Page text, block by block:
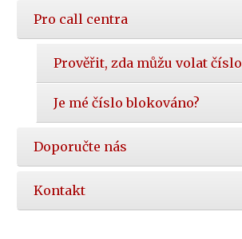
Pro call centra
Prověřit, zda můžu volat číslo
Je mé číslo blokováno?
Doporučte nás
Kontakt